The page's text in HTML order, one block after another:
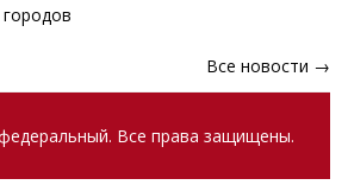
Все новости →
Все права защищены.